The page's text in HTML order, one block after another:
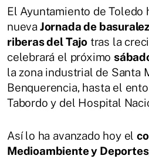
El Ayuntamiento de Toledo
nueva Jornada de
riberas del Tajotras la
celebrará el próximo
la zona industrial de Santa
Benquerencia, hasta el
Tabordo y del Hospital
Así lo ha avanzado hoy el
Medioambiente y Deportes